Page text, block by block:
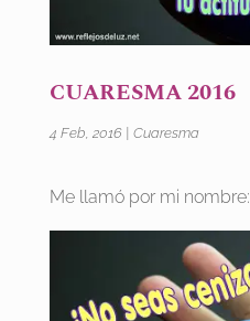
CUARESMA 2016
4 Feb, 2016| Cuaresma
Me llamó por mi nombre: